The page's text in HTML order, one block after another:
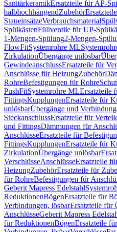
SanitärkeramikErsatzteile für AP-
halbhochhängendZubehör
StaueinsätzeVerbrauchsmaterial
SpülkästenFüllventile für UP-
1-Mengen-Spülung2-Mengen-
FlowFitSystemrohre ML
ZirkulationÜbergänge unlösbar
GewindeanschlussErsatzteile für
Anschlüsse für HeizungZubehör
RohreBefestigungen für Rohre
PushFitSystemrohre MLErsatzteile
FittingsKupplungenErsatzteile für
unlösbarÜbergänge und
SteckanschlussErsatzteile für
und FittingsDämmungen für
AnschlüsseErsatzteile für
FittingsKupplungenErsatzteile für
ZirkulationÜbergänge unlösbar
VerschlüsseAnschlüsseErsatzteile
HeizungZubehörErsatzteile für
für RohreBefestigungen für
Geberit Mapress Edelstahl
ReduktionenBögenErsatzteile für
Verbindungen, lösbarErsatzteile für
AnschlüsseGeberit Mapress
für ReduktionenBögenErsatzteile